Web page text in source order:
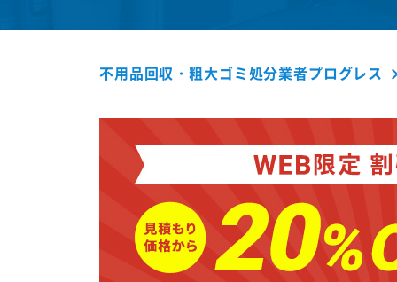
不用品回収・粗大ゴミ処分業者プログレス